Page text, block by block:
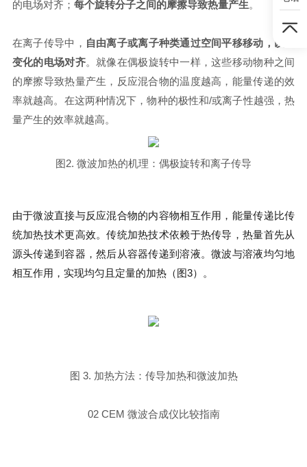
的电场对齐； 每个旋转分子之间的摩擦导致热量产生。
在离子传导中， 自由离子或离子种类通过空间平移移动，以与
变化的电场对齐。就像在偶极旋转中一样，这些移动物种之间
的摩擦导致热量产生，反应混合物的温度越高，能量传递的效
率就越高。在这两种情况下，物种的极性和/或离子性越强，热
量产生的效率就越高。
图2. 微波加热的机理：偶极旋转和离子传导
由于微波直接与反应混合物的内容物相互作用，能量传递比传
统加热技术更高效。传统加热技术依赖于热传导，热量首先从
源头传递到容器，然后从容器传递到溶液。微波与溶液均匀地
相互作用，实现均匀且定量的加热（图3）。
图 3. 加热方法：传导加热和微波加热
02 CEM 微波合成仪比较指南